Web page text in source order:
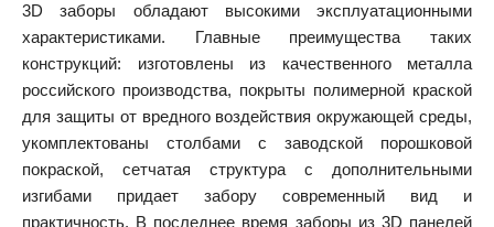
3D заборы обладают высокими эксплуатационными
характеристиками. Главные преимущества таких
конструкций: изготовлены из качественного металла
российского производства, покрыты полимерной краской
для защиты от вредного воздействия окружающей среды,
укомплектованы столбами с заводской порошковой
покраской, сетчатая структура с дополнительными
изгибами придает забору современный вид и
практичность. В последнее время заборы из 3D панелей